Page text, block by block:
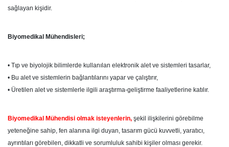
sağlayan kişidir.
Biyomedikal Mühendisleri;
• Tıp ve biyolojik bilimlerde kullanılan elektronik alet ve sistemleri tasarlar,
• Bu alet ve sistemlerin bağlantılarını yapar ve çalıştırır,
• Üretilen alet ve sistemlerle ilgili araştırma-geliştirme faaliyetlerine katılır.
Biyomedikal Mühendisi olmak isteyenlerin, şekil ilişkilerini görebilme
yeteneğine sahip, fen alanına ilgi duyan, tasarım gücü kuvvetli, yaratıcı,
ayrıntıları görebilen, dikkatli ve sorumluluk sahibi kişiler olması gerekir.